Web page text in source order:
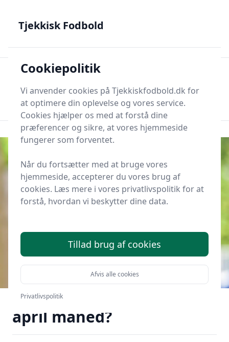
dansk
Søg nu
Hvordan er vejret i Prag i
april måned?
Tjekkisk Fodbold
Cookiepolitik
Vi anvender cookies på Tjekkiskfodbold.dk for
at optimere din oplevelse og vores service.
Cookies hjælper os med at forstå dine
præferencer og sikre, at vores hjemmeside
fungerer som forventet.
Når du fortsætter med at bruge vores
hjemmeside, accepterer du vores brug af
cookies. Læs mere i vores privatlivspolitik for at
forstå, hvordan vi beskytter dine data.
Tillad brug af cookies
Afvis alle cookies
Privatlivspolitik